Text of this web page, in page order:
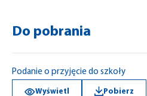
Do pobrania
Podanie o przyjęcie do szkoły
Wyświetl Pobierz